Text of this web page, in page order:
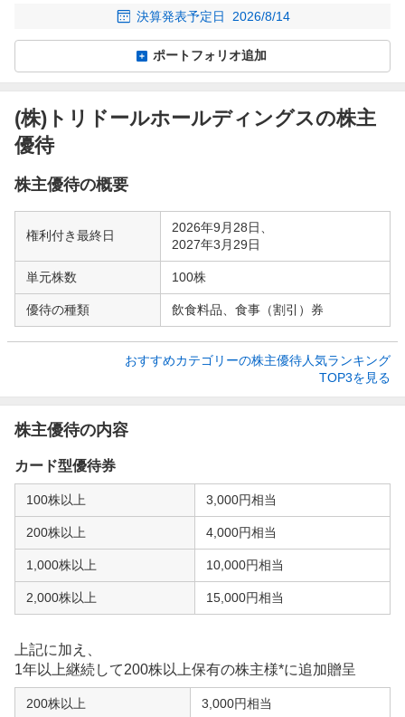
決算発表予定日 2026/8/14
ポートフォリオ追加
(株)トリドールホールディングスの株主
優待
株主優待の概要
権利付き最終日
2026年9月28日、
2027年3月29日
単元株数 100株
優待の種類 飲食料品、食事（割引）券
おすすめカテゴリーの株主優待人気ランキング
TOP3を見る
株主優待の内容
カード型優待券
100株以上 3,000円相当
200株以上 4,000円相当
1,000株以上 10,000円相当
2,000株以上 15,000円相当
上記に加え、
1年以上継続して200株以上保有の株主様*に追加贈呈
200株以上 3,000円相当